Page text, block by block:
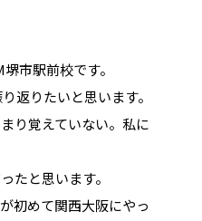
市駅前校です。
返りたいと思います。
り覚えていない。私に
たと思います。
初めて関西大阪にやっ